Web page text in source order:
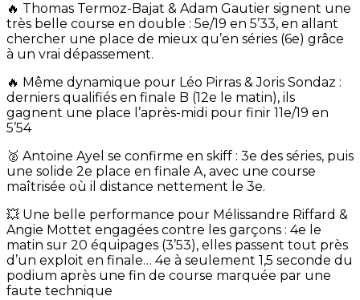
🔥 Thomas Termoz-Bajat & Adam Gautier signent une
très belle course en double : 5e/19 en 5’33, en allant
chercher une place de mieux qu’en séries (6e) grâce
à un vrai dépassement.
🔥 Même dynamique pour Léo Pirras & Joris Sondaz :
derniers qualifiés en finale B (12e le matin), ils
gagnent une place l’après-midi pour finir 11e/19 en
5’54
🥈 Antoine Ayel se confirme en skiff : 3e des séries, puis
une solide 2e place en finale A, avec une course
maîtrisée où il distance nettement le 3e.
💥 Une belle performance pour Mélissandre Riffard &
Angie Mottet engagées contre les garçons : 4e le
matin sur 20 équipages (3’53), elles passent tout près
d’un exploit en finale… 4e à seulement 1,5 seconde du
podium après une fin de course marquée par une
faute technique